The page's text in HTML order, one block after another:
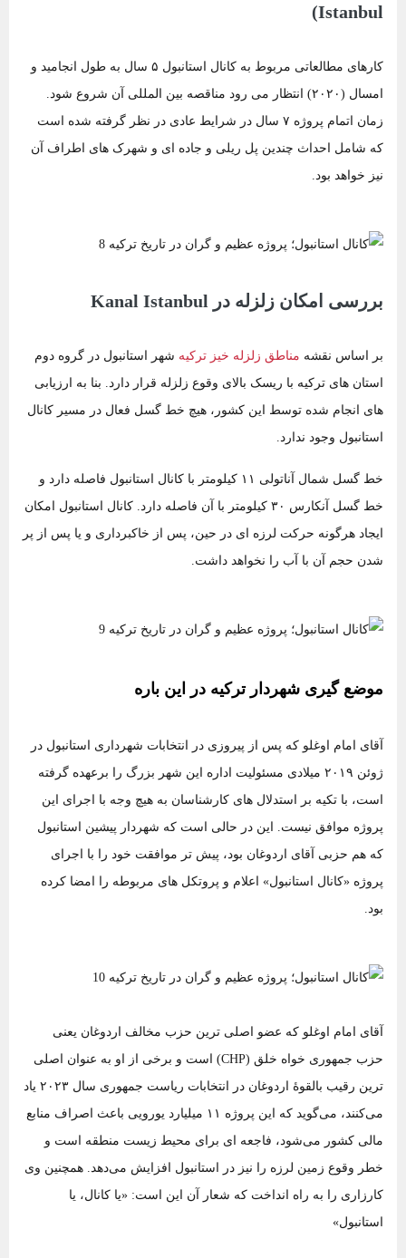
Istanbul)
کارهای مطالعاتی مربوط به کانال استانبول ۵ سال به طول انجامید و
امسال (۲۰۲۰) انتظار می رود مناقصه بین المللی آن شروع شود.
زمان اتمام پروژه ۷ سال در شرایط عادی در نظر گرفته شده است
که شامل احداث چندین پل ریلی و جاده ای و شهرک های اطراف آن
نیز خواهد بود.
بررسی امکان زلزله در Kanal Istanbul
بر اساس نقشه مناطق زلزله خیز ترکیه شهر استانبول در گروه دوم
استان های ترکیه با ریسک بالای وقوع زلزله قرار دارد. بنا به ارزیابی
های انجام شده توسط این کشور، هیچ خط گسل فعال در مسیر کانال
استانبول وجود ندارد.
خط گسل شمال آناتولی ۱۱ کیلومتر با کانال استانبول فاصله دارد و
خط گسل آنکارس ۳۰ کیلومتر با آن فاصله دارد. کانال استانبول امکان
ایجاد هرگونه حرکت لرزه ای در حین، پس از خاکبرداری و یا پس از پر
شدن حجم آن با آب را نخواهد داشت.
موضع گیری شهردار ترکیه در این باره
آقای امام ‌اوغلو که پس از پیروزی در انتخابات شهرداری استانبول در
ژوئن ۲۰۱۹ میلادی مسئولیت اداره این شهر بزرگ را برعهده گرفته
است، با تکیه بر استدلال‌ های کارشناسان به هیچ وجه با اجرای این
پروژه موافق نیست. این در حالی است که شهردار پیشین استانبول
که هم‌ حزبی آقای اردوغان بود، پیش ‌تر موافقت خود را با اجرای
پروژه «کانال استانبول» اعلام و پروتکل ‌های مربوطه را امضا کرده
بود.
آقای امام ‌اوغلو که عضو اصلی‌ ترین حزب مخالف اردوغان یعنی
حزب جمهوری ‌خواه خلق (CHP) است و برخی از او به عنوان اصلی‌
ترین رقیب بالقوۀ اردوغان در انتخابات ریاست جمهوری سال ۲۰۲۳ یاد
می‌کنند، می‌گوید که این پروژه ۱۱ میلیارد یورویی باعث اصراف منابع
مالی کشور می‌شود، فاجعه ‌ای برای محیط زیست منطقه است و
خطر وقوع زمین ‌لرزه را نیز در استانبول افزایش می‌دهد. همچنین وی
کارزاری را به راه انداخت که شعار آن این است: «یا کانال، یا
استانبول»